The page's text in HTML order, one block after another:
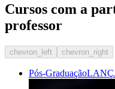
Cursos com a
professor
chevron_left chevron_right
Pós-Graduação